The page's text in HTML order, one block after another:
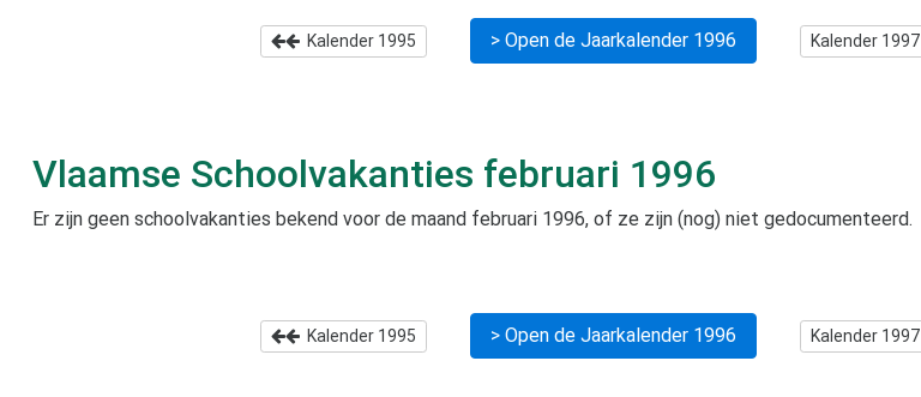
Kalender 1995 > Open de Jaarkalender 1996 Kalender 1997
Vlaamse Schoolvakanties februari 1996
Er zijn geen schoolvakanties bekend voor de maand februari 1996, of ze zijn (nog) niet gedocumenteerd.
Kalender 1995 > Open de Jaarkalender 1996 Kalender 1997